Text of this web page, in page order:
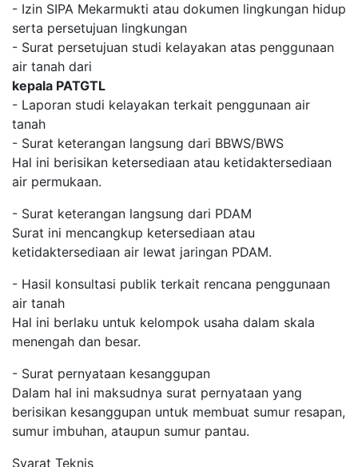
- Izin SIPA Mekarmukti atau dokumen lingkungan hidup
serta persetujuan lingkungan
- Surat persetujuan studi kelayakan atas penggunaan
air tanah dari
kepala PATGTL
- Laporan studi kelayakan terkait penggunaan air
tanah
- Surat keterangan langsung dari BBWS/BWS
Hal ini berisikan ketersediaan atau ketidaktersediaan
air permukaan.
- Surat keterangan langsung dari PDAM
Surat ini mencangkup ketersediaan atau
ketidaktersediaan air lewat jaringan PDAM.
- Hasil konsultasi publik terkait rencana penggunaan
air tanah
Hal ini berlaku untuk kelompok usaha dalam skala
menengah dan besar.
- Surat pernyataan kesanggupan
Dalam hal ini maksudnya surat pernyataan yang
berisikan kesanggupan untuk membuat sumur resapan,
sumur imbuhan, ataupun sumur pantau.
Syarat Teknis